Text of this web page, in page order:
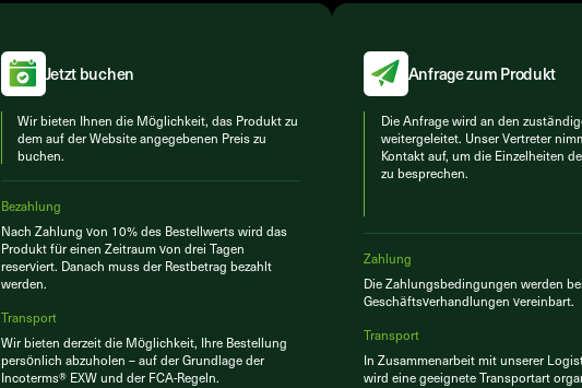
Jetzt buchen
Wir bieten Ihnen die Möglichkeit, das Produkt zu
dem auf der Website angegebenen Preis zu
buchen.
Bezahlung
Nach Zahlung von 10% des Bestellwerts wird das
Produkt für einen Zeitraum von drei Tagen
reserviert. Danach muss der Restbetrag bezahlt
werden.
Transport
Wir bieten derzeit die Möglichkeit, Ihre Bestellung
persönlich abzuholen – auf der Grundlage der
Incoterms® EXW und der FCA-Regeln.
Anfrage zum Produkt
Die Anfrage wird an den
weitergeleitet. Unser Vertreter
Kontakt auf, um die Einzelheiten
zu besprechen.
Zahlung
Die Zahlungsbedingungen werden
Geschäftsverhandlungen vereinbart.
Transport
In Zusammenarbeit mit unserer
wird eine geeignete Transportart